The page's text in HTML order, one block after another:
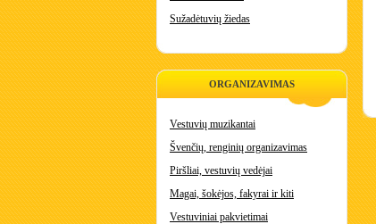
Sužadėtuvių žiedas
ORGANIZAVIMAS
Vestuvių muzikantai
Švenčių, renginių organizavimas
Piršliai, vestuvių vedėjai
Magai, šokėjos, fakyrai ir kiti
Vestuviniai pakvietimai